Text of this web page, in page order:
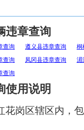
违章查询
查询 遵义县违章查询
桐
查询 凤冈县违章查询
湄
查询
使用说明
花岗区辖区内，